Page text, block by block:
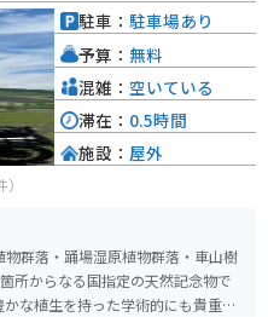
美しい山岳道路や峠道が多く、バ
奈良井
ます。江戸時代の面影を残す街並
ェで休憩したりするのも良いでし
、日帰り温泉施設も充実していま
群落・踊場湿原植物群落・車山樹
所からなる国指定の天然記念物で
な植生を持った学術的にも貴重な
駐車： 駐車場あり
予算： 無料
混雑： 空いている
滞在： 0.5時間
施設： 屋外